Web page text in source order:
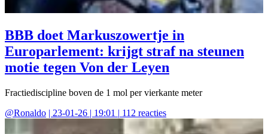
BBB doet Markuszowertje in
Europarlement: krijgt straf na steunen
motie tegen Von der Leyen
Fractiediscipline boven de 1 mol per vierkante meter
@Ronaldo | 23-01-26 | 19:01 | 112 reacties